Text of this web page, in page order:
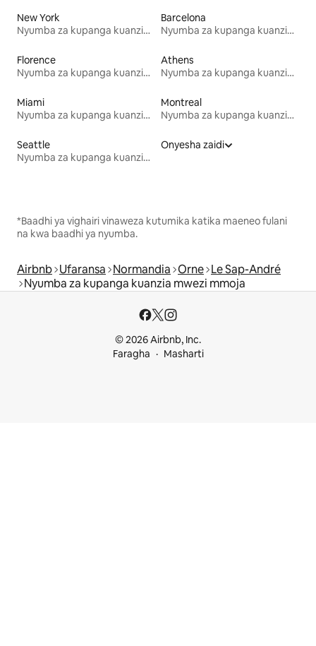
New York
Nyumba za kupanga kuanzia mwezi mmoja
Barcelona
Nyumba za kupanga kuanzia mwezi mmoja
Florence
Nyumba za kupanga kuanzia mwezi mmoja
Athens
Nyumba za kupanga kuanzia mwezi mmoja
Miami
Nyumba za kupanga kuanzia mwezi mmoja
Montreal
Nyumba za kupanga kuanzia mwezi mmoja
Seattle
Nyumba za kupanga kuanzia mwezi mmoja
Onyesha zaidi
*Baadhi ya vighairi vinaweza kutumika katika maeneo fulani
na kwa baadhi ya nyumba.
Airbnb Ufaransa Normandia Orne Le Sap-André
Nyumba za kupanga kuanzia mwezi mmoja
© 2026 Airbnb, Inc.
Faragha
Masharti